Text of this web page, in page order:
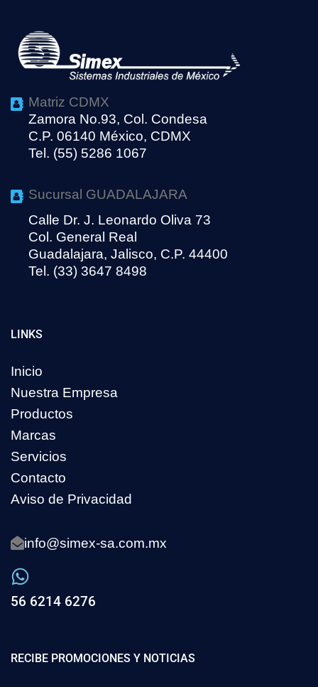
Matriz CDMX
Zamora No.93, Col. Condesa
C.P. 06140 México, CDMX
Tel. (55) 5286 1067
Sucursal GUADALAJARA
Calle Dr. J. Leonardo Oliva 73
Col. General Real
Guadalajara, Jalisco, C.P. 44400
Tel. (33) 3647 8498
LINKS
Inicio
Nuestra Empresa
Productos
Marcas
Servicios
Contacto
Aviso de Privacidad
info@simex-sa.com.mx
56 6214 6276
RECIBE PROMOCIONES Y NOTICIAS